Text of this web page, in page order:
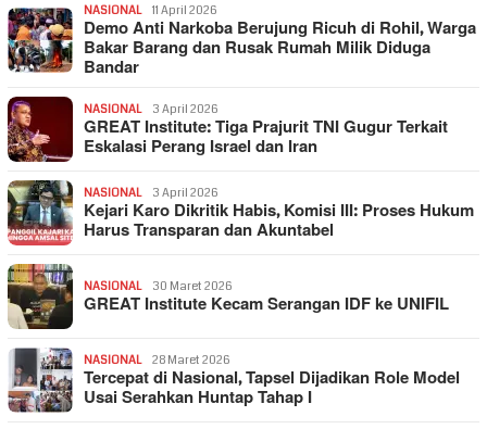
NASIONAL 11 April 2026
Demo Anti Narkoba Berujung Ricuh di Rohil, Warga
Bakar Barang dan Rusak Rumah Milik Diduga
Bandar
NASIONAL 3 April 2026
GREAT Institute: Tiga Prajurit TNI Gugur Terkait
Eskalasi Perang Israel dan Iran
NASIONAL 3 April 2026
Kejari Karo Dikritik Habis, Komisi III: Proses Hukum
Harus Transparan dan Akuntabel
NASIONAL 30 Maret 2026
GREAT Institute Kecam Serangan IDF ke UNIFIL
NASIONAL 28 Maret 2026
Tercepat di Nasional, Tapsel Dijadikan Role Model
Usai Serahkan Huntap Tahap I